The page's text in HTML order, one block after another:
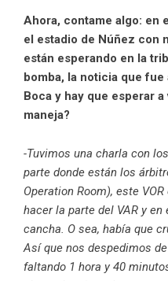
Ahora, contame algo: en
el estadio de Núñez con
están esperando en la
bomba, la noticia que
Boca y hay que esperar
maneja?
-Tuvimos una charla con
parte donde están los
Operation Room), este
hacer la parte del VAR y
cancha. O sea, había que
Así que nos despedimos
faltando 1 hora y 40